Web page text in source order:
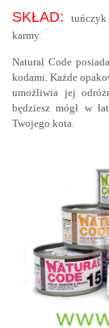
SKŁAD:
tuńczyk
karmy.
Natural Code
kodami. Każde
umożliwia jej
będziesz mógł w
Twojego kota.